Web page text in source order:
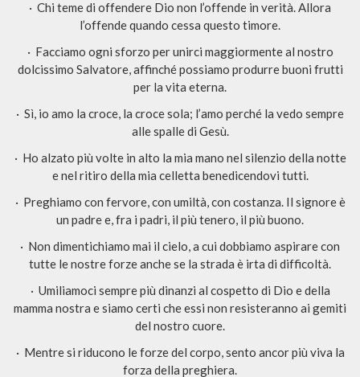
· Chi teme di offendere Dio non l’offende in verità. Allora
l’offende quando cessa questo timore.
· Facciamo ogni sforzo per unirci maggiormente al nostro
dolcissimo Salvatore, affinché possiamo produrre buoni frutti
per la vita eterna.
· Sì, io amo la croce, la croce sola; l’amo perché la vedo sempre
alle spalle di Gesù.
· Ho alzato più volte in alto la mia mano nel silenzio della notte
e nel ritiro della mia celletta benedicendovi tutti.
· Preghiamo con fervore, con umiltà, con costanza. Il signore è
un padre e, fra i padri, il più tenero, il più buono.
· Non dimentichiamo mai il cielo, a cui dobbiamo aspirare con
tutte le nostre forze anche se la strada è irta di difficoltà.
· Umiliamoci sempre più dinanzi al cospetto di Dio e della
mamma nostra e siamo certi che essi non resisteranno ai gemiti
del nostro cuore.
· Mentre si riducono le forze del corpo, sento ancor più viva la
forza della preghiera.